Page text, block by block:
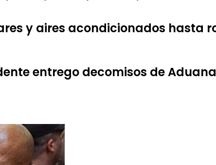
y aires acondicionados hasta
entrego decomisos de